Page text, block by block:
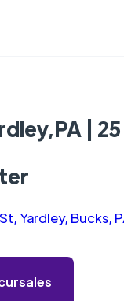
|
Yardley, Bucks,